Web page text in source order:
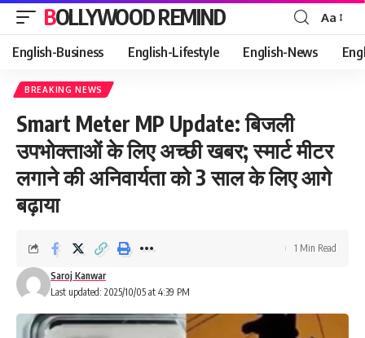
BOLLYWOOD REMIND
Font
Resizer
Aa
English-Business English-Lifestyle English-News
BREAKING NEWS
Smart Meter MP Update: बिजली
उपभोक्ताओं के लिए अच्छी खबर; स्मार्ट मीटर
लगाने की अनिवार्यता को 3 साल के लिए आगे
बढ़ाया
Last updated: 2025/10/05 at 4:39 PM
Saroj Kanwar
1 Min Read